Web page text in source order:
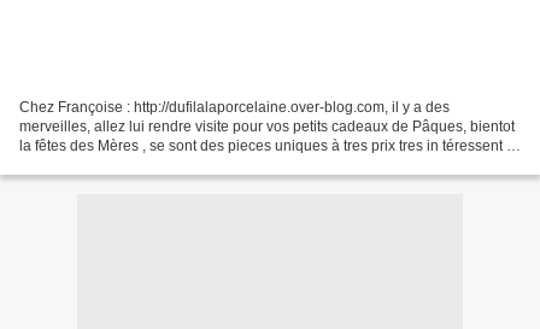
Chez Françoise : http://dufilalaporcelaine.over-blog.com, il y a des
merveilles, allez lui rendre visite pour vos petits cadeaux de Pâques, bientot
la fêtes des Mères , se sont des pieces uniques à tres prix tres in téressent !